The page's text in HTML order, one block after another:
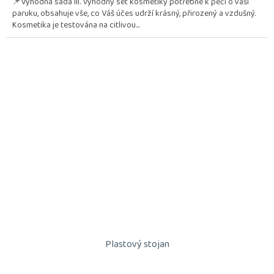
z
5
hvězdiček.
paruku, obsahuje vše, co Váš účes udrží krásný, přirozený a vzdušný.
Kosmetika je testována na citlivou...
Plastový stojan